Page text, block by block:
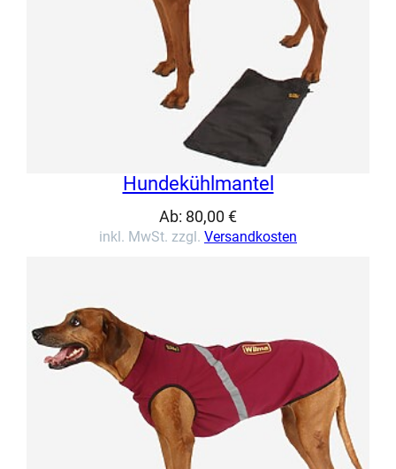
Hundekühlmantel
Ab: 80,00 €
inkl. MwSt. zzgl. Versandkosten